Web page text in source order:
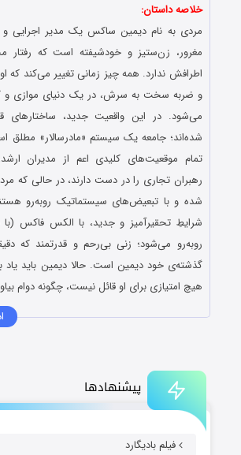
پیشنهادها
فیلم بادیگارد
خلاصه داستان:
مردی به نام دیمین ساکس یک مدیر اجرایی و
مغرور، زن‌ستیز و خودشیفته است که رفتار
اطرافش ندارد. همه چیز زمانی تغییر می‌کند که
و ضربه سخت به سرش، در یک دنیای موازی و
می‌شود. در این واقعیت جدید، ساختارهای
شده‌اند؛ جامعه یک سیستم «مادرسالار» مطلق
تمام موقعیت‌های کلیدی اعم از مدیران
رهبران تجاری را در دست دارند، در حالی که
شده و با تبعیض‌های سیستماتیک روبه‌رو
شرایطِ تحقیرآمیز و جدید، با الکس فاکس (با
روبه‌رو می‌شود؛ زنی بی‌رحم و قدرتمند که
گذشته‌ی خود دیمین است. حالا دیمین باید یاد
هیچ امتیازی برای او قائل نیست، چگونه دوام